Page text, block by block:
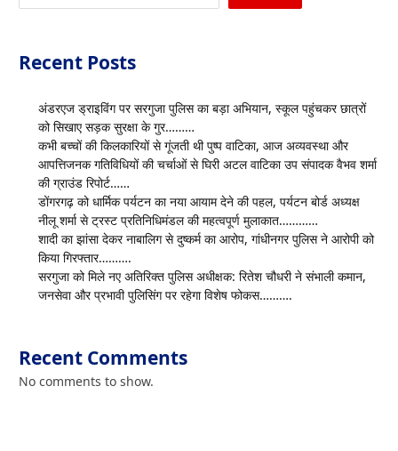
Recent Posts
अंडरएज ड्राइविंग पर सरगुजा पुलिस का बड़ा अभियान, स्कूल पहुंचकर छात्रों
को सिखाए सड़क सुरक्षा के गुर………
कभी बच्चों की किलकारियों से गूंजती थी पुष्प वाटिका, आज अव्यवस्था और
आपत्तिजनक गतिविधियों की चर्चाओं से घिरी अटल वाटिका उप संपादक वैभव शर्मा
की ग्राउंड रिपोर्ट……
डोंगरगढ़ को धार्मिक पर्यटन का नया आयाम देने की पहल, पर्यटन बोर्ड अध्यक्ष
नीलू शर्मा से ट्रस्ट प्रतिनिधिमंडल की महत्वपूर्ण मुलाकात…………
शादी का झांसा देकर नाबालिग से दुष्कर्म का आरोप, गांधीनगर पुलिस ने आरोपी को
किया गिरफ्तार……….
सरगुजा को मिले नए अतिरिक्त पुलिस अधीक्षक: रितेश चौधरी ने संभाली कमान,
जनसेवा और प्रभावी पुलिसिंग पर रहेगा विशेष फोकस……….
Recent Comments
No comments to show.